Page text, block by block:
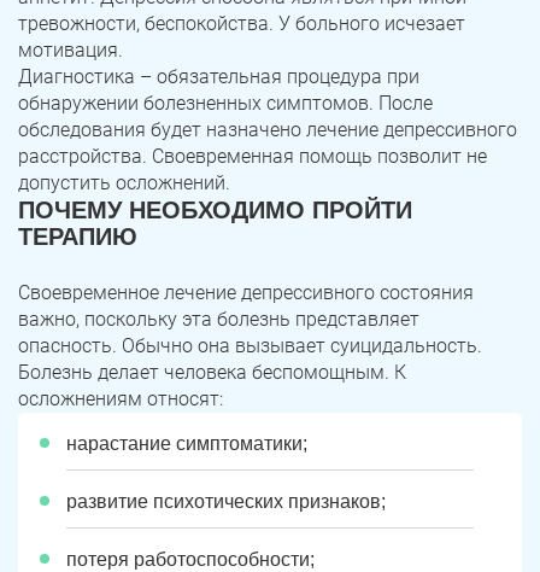
тревожности, беспокойства. У больного исчезает
мотивация.
Диагностика – обязательная процедура при
обнаружении болезненных симптомов. После
обследования будет назначено лечение депрессивного
расстройства. Своевременная помощь позволит не
допустить осложнений.
ПОЧЕМУ НЕОБХОДИМО ПРОЙТИ
ТЕРАПИЮ
Своевременное лечение депрессивного состояния
важно, поскольку эта болезнь представляет
опасность. Обычно она вызывает суицидальность.
Болезнь делает человека беспомощным. К
осложнениям относят:
нарастание симптоматики;
развитие психотических признаков;
потеря работоспособности;